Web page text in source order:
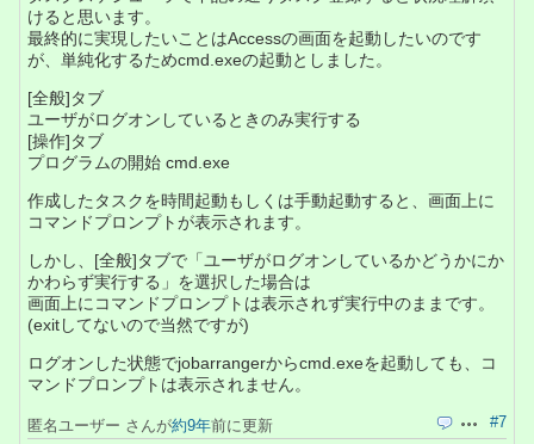
けると思います。
最終的に実現したいことはAccessの画面を起動したいのです
が、単純化するためcmd.exeの起動としました。
[全般]タブ
ユーザがログオンしているときのみ実行する
[操作]タブ
プログラムの開始 cmd.exe
作成したタスクを時間起動もしくは手動起動すると、画面上に
コマンドプロンプトが表示されます。
しかし、[全般]タブで「ユーザがログオンしているかどうかにか
かわらず実行する」を選択した場合は
画面上にコマンドプロンプトは表示されず実行中のままです。
(exitしてないので当然ですが)
ログオンした状態でjobarrangerからcmd.exeを起動しても、コ
マンドプロンプトは表示されません。
引用 操作#7
匿名ユーザー さんが約9年前に更新